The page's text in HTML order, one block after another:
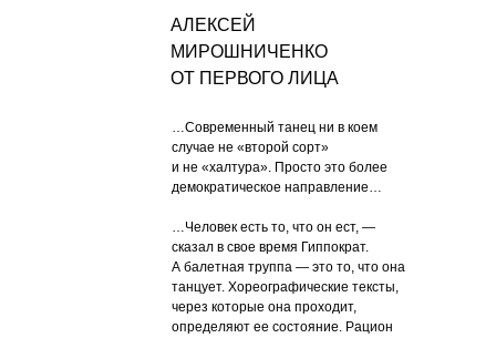
…Современный танец ни в коем
случае не «второй сорт»
и не «халтура». Просто это более
демократическое направление…
…Человек есть то, что он ест, —
сказал в свое время Гиппократ.
А балетная труппа — это то, что она
танцует. Хореографические тексты,
через которые она проходит,
определяют ее состояние. Рацион
АЛЕКСЕЙ
МИРОШНИЧЕНКО
ОТ ПЕРВОГО ЛИЦА